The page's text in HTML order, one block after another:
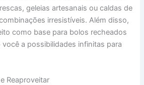
geleias artesanais ou caldas de
irresistíveis. Além disso,
como base para bolos recheados
a possibilidades infinitas para
Reaproveitar